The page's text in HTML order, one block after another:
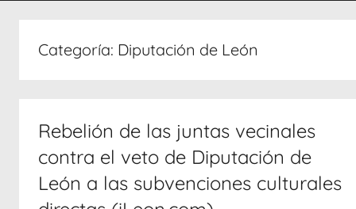
Menores
Categoría: Diputación de León
Rebelión de las juntas vecinales
contra el veto de Diputación de
León a las subvenciones culturales